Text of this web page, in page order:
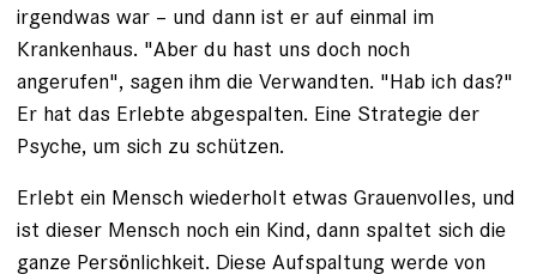
irgendwas war – und dann ist er auf einmal im
Krankenhaus. "Aber du hast uns doch noch
angerufen", sagen ihm die Verwandten. "Hab ich das?"
Er hat das Erlebte abgespalten. Eine Strategie der
Psyche, um sich zu schützen.
Erlebt ein Mensch wiederholt etwas Grauenvolles, und
ist dieser Mensch noch ein Kind, dann spaltet sich die
ganze Persönlichkeit. Diese Aufspaltung werde von